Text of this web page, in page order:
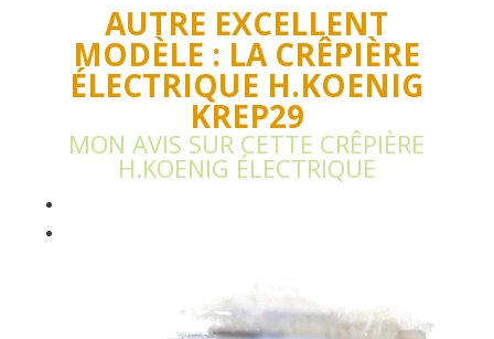
AUTRE EXCELLENT
MODÈLE : LA CRÊPIÈRE
ÉLECTRIQUE H.KOENIG
KREP29
MON AVIS SUR CETTE CRÊPIÈRE
H.KOENIG ÉLECTRIQUE